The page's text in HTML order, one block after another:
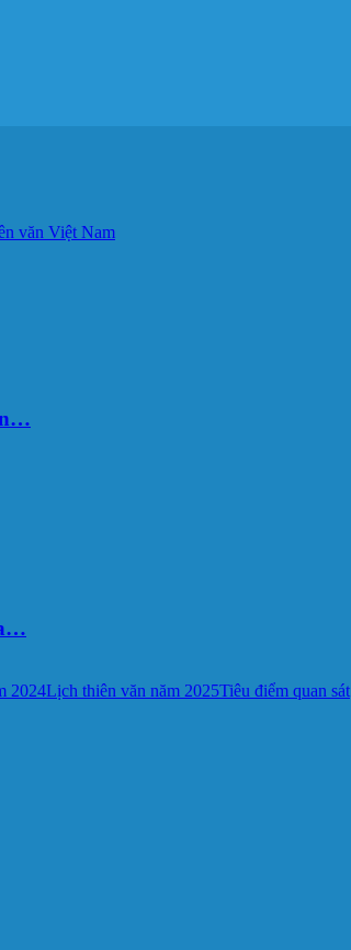
văn Việt Nam
2024Lịch thiên văn năm 2025Tiêu điểm quan sát